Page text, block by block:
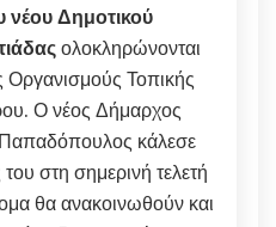
νέου Δημοτικού
ολοκληρώνονται
Οργανισμούς Τοπικής
Ο νέος Δήμαρχος
κάλεσε
στη σημερινή τελετή
θα ανακοινωθούν και